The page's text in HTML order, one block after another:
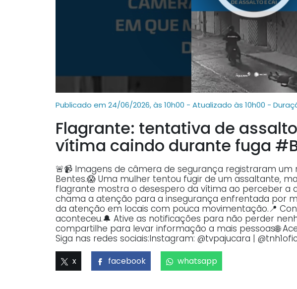
Publicado em 24/06/2026, às 10h00 - Atualizado às 10h00 -
Flagrante: tentativa de
vítima caindo durante fuga
🚨📹 Imagens de câmera de segurança registraram
Bentes.😱 Uma mulher tentou fugir de um assaltante,
flagrante mostra o desespero da vítima ao perceber a
chama a atenção para a insegurança enfrentada por
da atenção em locais com pouca movimentação.📍
aconteceu.🔔 Ative as notificações para não perder
compartilhe para levar informação a mais pessoas🌐
Siga nas redes sociais:Instagram: @tvpajucara |
x facebook whatsapp